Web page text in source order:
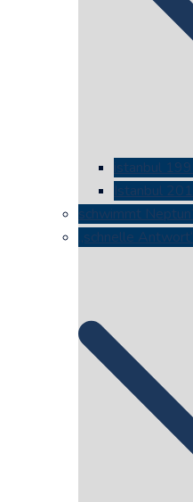
istanbul
Istanbul
schwimmt
„schnelle